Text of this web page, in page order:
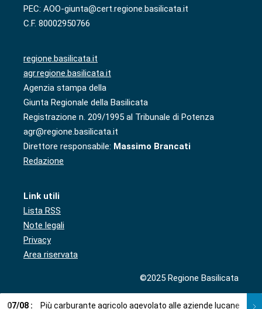
PEC: AOO-giunta@cert.regione.basilicata.it
C.F. 80002950766
regione.basilicata.it
agr.regione.basilicata.it
Agenzia stampa della
Giunta Regionale della Basilicata
Registrazione n. 209/1995 al Tribunale di Potenza
agr@regione.basilicata.it
Direttore responsabile: Massimo Brancati
Redazione
Link utili
Lista RSS
Note legali
Privacy
Area riservata
©2025 Regione Basilicata
07/08 : Più carburante agricolo agevolato alle aziende lucane